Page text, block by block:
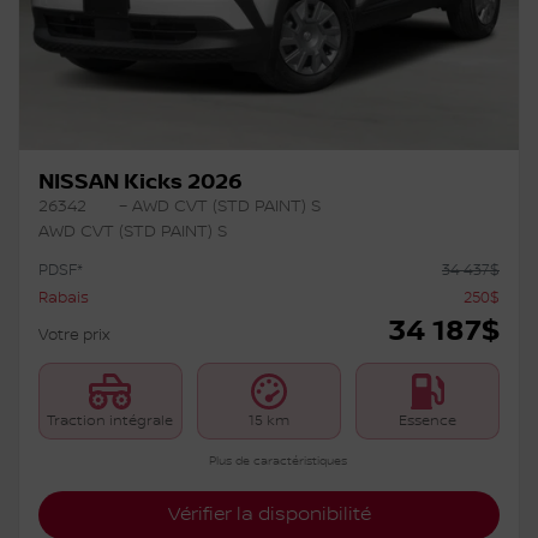
NISSAN Kicks 2026
26342
– AWD CVT (STD PAINT) S
AWD CVT (STD PAINT) S
PDSF*
34 437$
Rabais
250$
Votre prix
34 187$
Traction intégrale 15 km Essence
Plus de caractéristiques
Vérifier la disponibilité